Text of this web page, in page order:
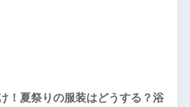
！夏祭りの服装はどうする？浴